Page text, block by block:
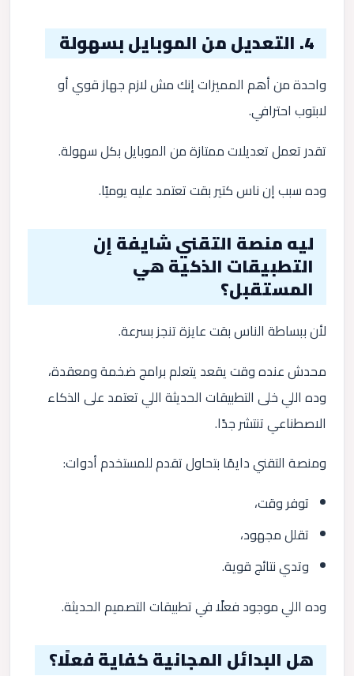
4. التعديل من الموبايل بسهولة
واحدة من أهم المميزات إنك مش لازم جهاز قوي أو
لابتوب احترافي.
تقدر تعمل تعديلات ممتازة من الموبايل بكل سهولة.
وده سبب إن ناس كتير بقت تعتمد عليه يوميًا.
ليه منصة التقني شايفة إن
التطبيقات الذكية هي
المستقبل؟
لأن ببساطة الناس بقت عايزة تنجز بسرعة.
محدش عنده وقت يقعد يتعلم برامج ضخمة ومعقدة،
وده اللي خلى التطبيقات الحديثة اللي تعتمد على الذكاء
الاصطناعي تنتشر جدًا.
ومنصة التقني دايمًا بتحاول تقدم للمستخدم أدوات:
توفر وقت،
تقلل مجهود،
وتدي نتائج قوية.
وده اللي موجود فعلًا في تطبيقات التصميم الحديثة.
هل البدائل المجانية كفاية فعلًا؟